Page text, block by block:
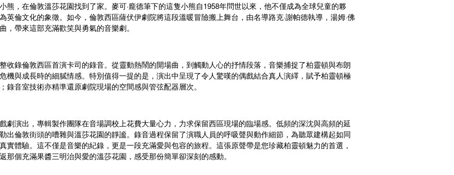
熊，在倫敦溫莎花園找到了家。麥可·龐德筆下的這隻小熊自1958年問世以來，他不僅成為全球兒童的夥
英倫文化的象徵。如今，倫敦西區薩伏伊劇院將這段溫暖冒險搬上舞台，由名導路克·謝帕德執導，湯姆·佛
，帶來這部充滿歡笑與勇氣的音樂劇。
收錄倫敦西區首演卡司的錄音。從靈動熱鬧的開場曲，到觸動人心的抒情段落，音樂捕捉了柏靈頓與布朗
機與成長時的細膩情感。特別值得一提的是，演出中呈現了令人驚嘆的偶戲結合真人演繹，賦予柏靈頓極
錄音室技術亦精準還原劇院現場的空間感與管弦配器層次。
劇演出，專輯製作團隊在音場調校上花費大量心力，力求保留西區現場的臨場感。低頻的深沈與高頻的延
出倫敦街頭的嘈雜與溫莎花園的靜謐。錄音過程保留了演職人員的呼吸聲與動作細節，為聽眾建構起如同
實體驗。這不僅是音樂的紀錄，更是一段充滿愛與包容的旅程。這張原聲帶是您珍藏柏靈頓魅力的首選，
那個充滿果醬三明治與愛的溫莎花園，感受那份簡單卻深刻的感動。